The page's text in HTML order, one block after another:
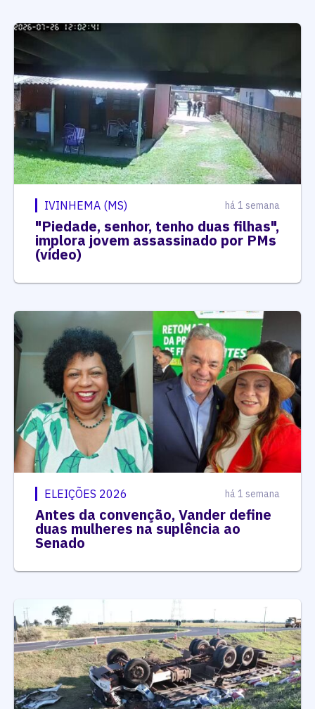
IVINHEMA (MS) há 1 semana
"Piedade, senhor, tenho duas filhas",
implora jovem assassinado por PMs
(vídeo)
ELEIÇÕES 2026 há 1 semana
Antes da convenção, Vander define
duas mulheres na suplência ao
Senado